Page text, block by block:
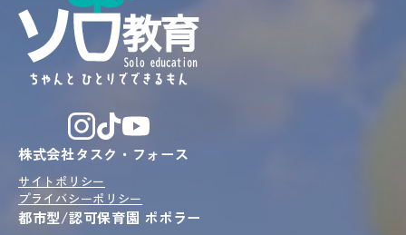
株式会社タスク・フォース
サイトポリシー
プライバシーポリシー
都市型/認可保育園 ポポラー